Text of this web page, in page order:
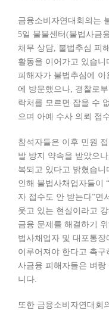
금융소비자연대회의는
5일 불불센터(불법사금
채무 상담, 불법추심 피
활동을 이어가고 있습
피해자가 불법추심에
에 방문했으나, 경찰로
락처를 모르면 잡을 수
으며 아예 수사 의뢰 접
참석자들은 이후 민원
발 방지 약속을 받았으
복되고 있다고 밝혔습
인해 불법사채업자들이
자 접수도 안 받는다”면
웃고 있는 현실이라고
금융 문제를 해결하기
법사채업자 및 대포통
이루어져야 한다고 촉
사금융 피해자들은 벼
니다.
또한 금융소비자연대회